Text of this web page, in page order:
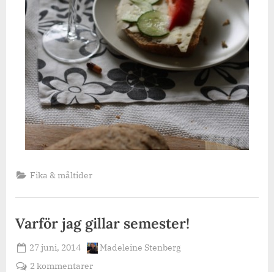
Fika & måltider
Varför jag gillar semester!
Posted
on
27 juni, 2014 By
Madeleine Stenberg
2 kommentarertill